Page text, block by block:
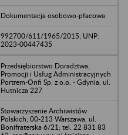
Dokumentacja osobowo-płacowa
992700/611/1965/2015; UNP:
2023-00447435
Przedsiębiorstwo Doradztwa,
Promocji i Usług Administracyjnych
Portrem-Onfi Sp. z o.o. - Gdynia, ul.
Hutnicza 227
Stowarzyszenie Archiwistów
Polskich; 00-213 Warszawa, ul.
Bonifraterska 6/21; tel. 22 831 83